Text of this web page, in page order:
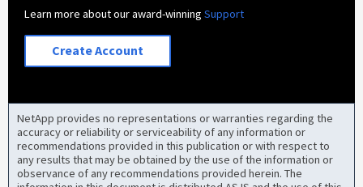
Learn more about our award-winningSupport
Create Account
NetApp provides no representations or warranties regarding the
accuracy or reliability or serviceability of any information or
recommendations provided in this publication or with respect to
any results that may be obtained by the use of the information or
observance of any recommendations provided herein. The